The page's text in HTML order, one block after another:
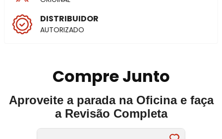
DISTRIBUIDOR
AUTORIZADO
Compre Junto
Aproveite a parada na Oficina e faça
a Revisão Completa